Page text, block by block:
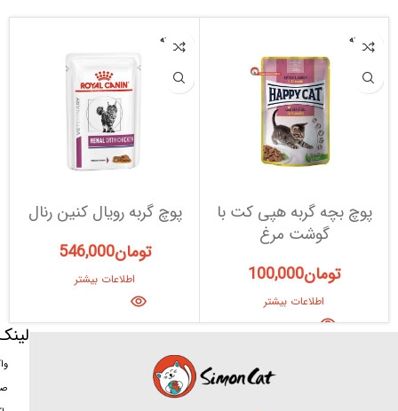
فروخته
شده
پوچ بچه گربه هپی کت با
گوشت مرغ
تومان100,000
اطلاعات بیشتر
فروخته
شده
پوچ گربه رویال کنین رنال
تومان546,000
اطلاعات بیشتر